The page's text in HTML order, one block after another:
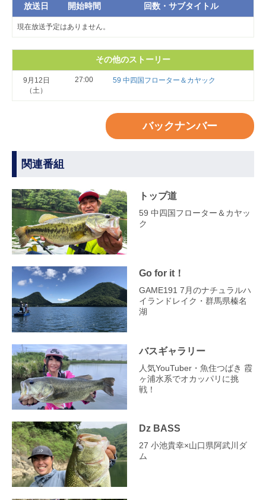
放送日 開始時間 回数・サブタイトル
現在放送予定はありません。
その他のストーリー
9月12日
（土）
27:00 59 中四国フローター＆カヤック
バックナンバー
関連番組
トップ道
59 中四国フローター＆カヤッ
ク
Go for it！
GAME191 7月のナチュラルハ
イランドレイク・群馬県榛名
湖
バスギャラリー
人気YouTuber・魚住つばき 霞
ヶ浦水系でオカッパリに挑
戦！
Dz BASS
27 小池貴幸×山口県阿武川ダ
ム